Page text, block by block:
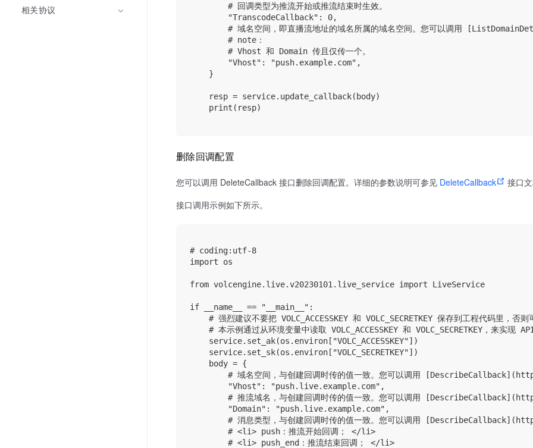
相关协议
        # 回调类型为推流开始或推流结束时生效。
        "TranscodeCallback": 0,
# 域名空间，即直播流地址的域名所属的域名空间。您可以调用
        # note：
        # Vhost 和 Domain 传且仅传一个。
        "Vhost": "push.example.com",
    }
    resp = service.update_callback(body)
    print(resp)
删除回调配置
您可以调用 DeleteCallback 接口删除回调配置。详细的参数说明可参见 DeleteCallback
接口
接口调用示例如下所示。
# coding:utf-8
import os
from volcengine.live.v20230101.live_service import LiveService
if __name__ == "__main__":
# 强烈建议不要把 VOLC_ACCESSKEY 和 VOLC_SECRETKEY 保存到工程代码里，否则
# 本示例通过从环境变量中读取 VOLC_ACCESSKEY 和 VOLC_SECRETKEY，来实现
    service.set_ak(os.environ["VOLC_ACCESSKEY"])
    service.set_sk(os.environ["VOLC_SECRETKEY"])
    body = {
# 域名空间，与创建回调时传的值一致。您可以调用
        "Vhost": "push.live.example.com",
# 推流域名，与创建回调时传的值一致。您可以调用
        "Domain": "push.live.example.com",
# 消息类型，与创建回调时传的值一致。您可以调用
        # <li> push：推流开始回调； </li>
        # <li> push_end：推流结束回调； </li>